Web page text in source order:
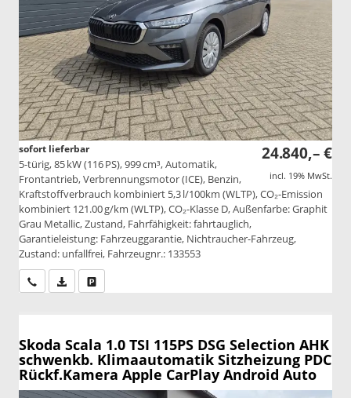
24.840,– €
incl. 19% MwSt.
sofort lieferbar
5-türig, 85 kW (116 PS), 999 cm³, Automatik,
Frontantrieb, Verbrennungsmotor (ICE), Benzin,
Kraftstoffverbrauch kombiniert 5,3 l/100km (WLTP), CO₂-Emission
kombiniert 121.00 g/km (WLTP), CO₂-Klasse D, Außenfarbe: Graphit
Grau Metallic, Zustand, Fahrfähigkeit: fahrtauglich,
Garantieleistung: Fahrzeuggarantie, Nichtraucher-Fahrzeug,
Zustand: unfallfrei, Fahrzeugnr.: 133553
Wir rufen Sie anPDF-Datei, Fahrzeugexposé drucken
Skoda Scala 1.0 TSI 115PS DSG Selection AHK
schwenkb. Klimaautomatik Sitzheizung PDC
Rückf.Kamera Apple CarPlay Android Auto